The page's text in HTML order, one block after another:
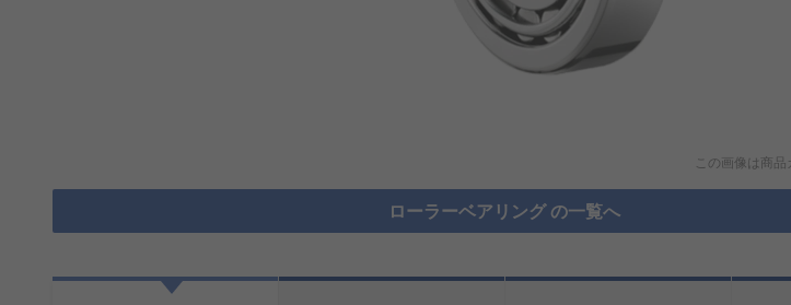
この画像は商品
ローラーベアリング の一覧へ